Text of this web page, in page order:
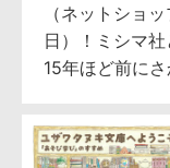
（ネットショ
日）！ミシマ
15年ほど前にさ